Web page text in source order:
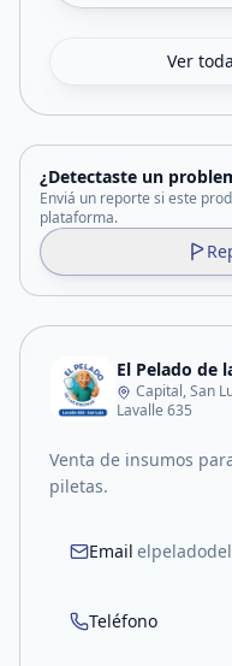
Ver
¿Detectaste un
Enviá un reporte si este
plataforma.
El Pelado de
Capital, San
Lavalle 635
Venta de insumos
piletas.
Email
Teléfono